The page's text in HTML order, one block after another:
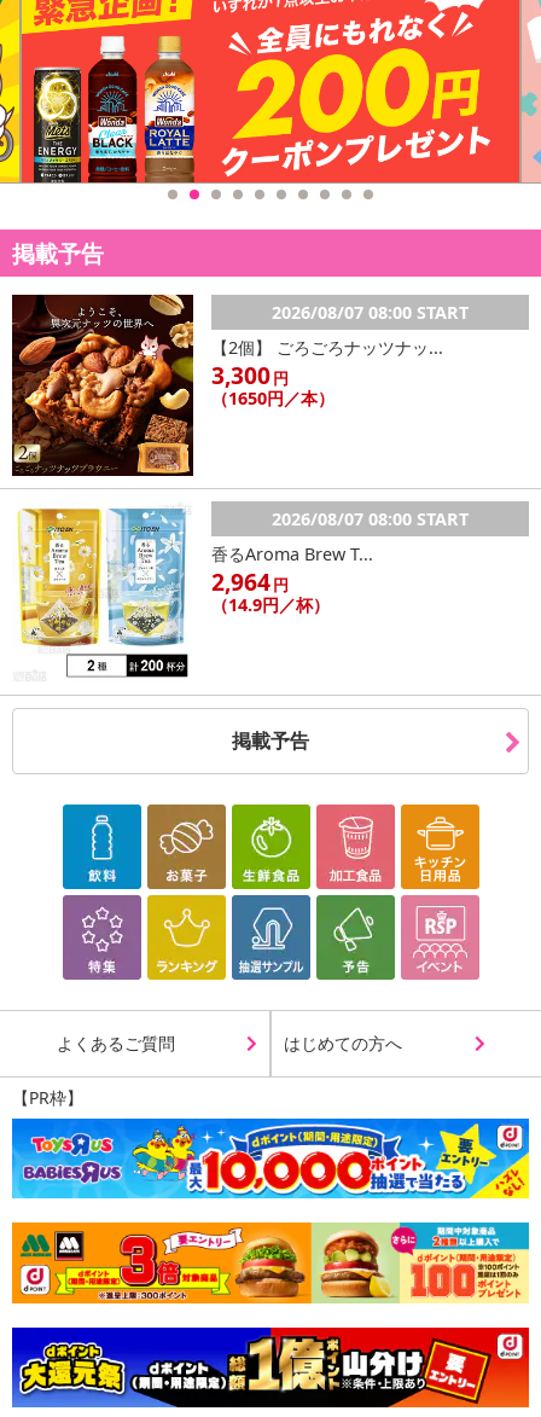
休業日
■
その他共通および商品カテゴリー別注意事項（※必ずご確認くだ
さい）
掲載予告
2026/08/07 08:00 START
【2個】 ごろごろナッツナッ...
3,300円
（1650円／本）
2026/08/07 08:00 START
香るAroma Brew T...
2,964円
（14.9円／杯）
掲載予告
よくあるご質問 はじめての方へ
【PR枠】